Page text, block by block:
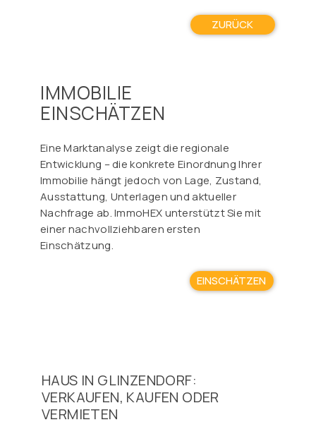
ZURÜCK
IMMOBILIE
EINSCHÄTZEN
Eine Marktanalyse zeigt die regionale
Entwicklung – die konkrete Einordnung Ihrer
Immobilie hängt jedoch von Lage, Zustand,
Ausstattung, Unterlagen und aktueller
Nachfrage ab. ImmoHEX unterstützt Sie mit
einer nachvollziehbaren ersten
Einschätzung.
EINSCHÄTZEN
HAUS IN GLINZENDORF:
VERKAUFEN, KAUFEN ODER
VERMIETEN